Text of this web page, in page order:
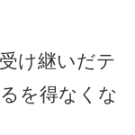
け継いだテ
を得なくな